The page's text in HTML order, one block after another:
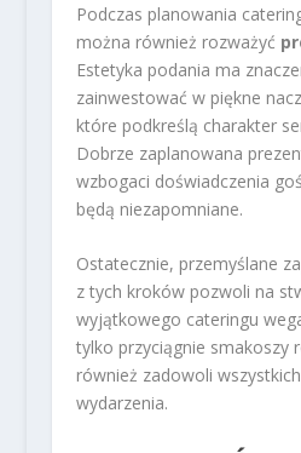
Podczas planowania
można również rozważyć
Estetyka podania ma
zainwestować w piękne
które podkreślą charakter
Dobrze zaplanowana
wzbogaci doświadczenia
będą niezapomniane.
Ostatecznie, przemyślane
z tych kroków pozwoli na
wyjątkowego cateringu
tylko przyciągnie smakoszy
również zadowoli
wydarzenia.